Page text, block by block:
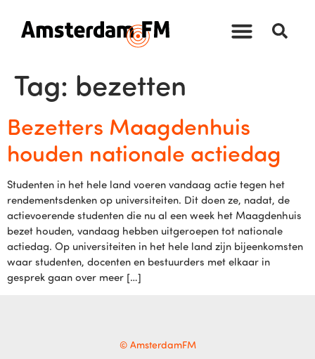
Tag: bezetten
Bezetters Maagdenhuis
houden nationale actiedag
Studenten in het hele land voeren vandaag actie tegen het
rendementsdenken op universiteiten. Dit doen ze, nadat, de
actievoerende studenten die nu al een week het Maagdenhuis
bezet houden, vandaag hebben uitgeroepen tot nationale
actiedag. Op universiteiten in het hele land zijn bijeenkomsten
waar studenten, docenten en bestuurders met elkaar in
gesprek gaan over meer […]
© AmsterdamFM